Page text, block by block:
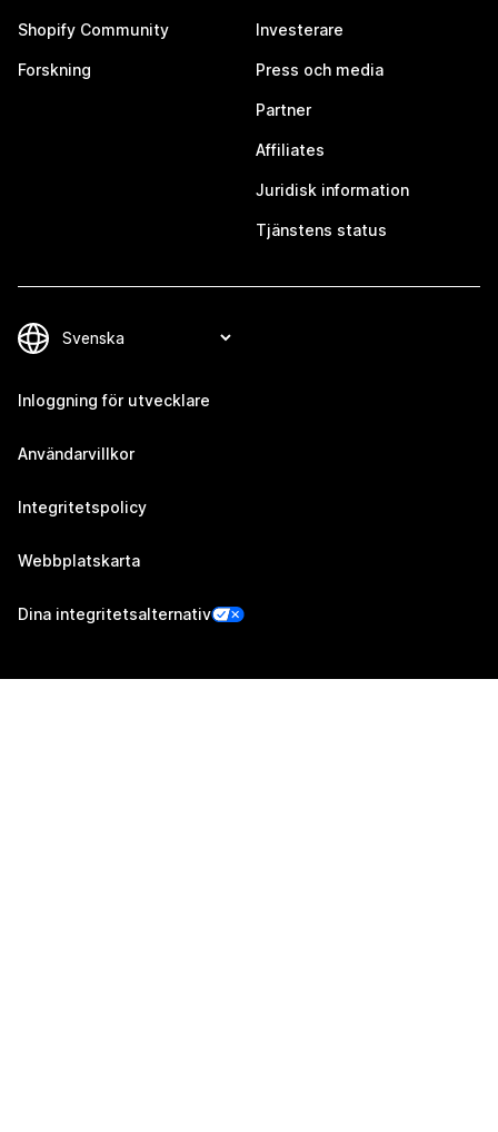
Shopify Community
Forskning
Investerare
Press och media
Partner
Affiliates
Juridisk information
Tjänstens status
Inloggning för utvecklare
Användarvillkor
Integritetspolicy
Webbplatskarta
Dina integritetsalternativ